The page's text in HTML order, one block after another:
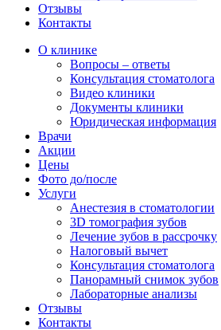
Отзывы
Контакты
О клинике
Вопросы – ответы
Консультация стоматолога
Видео клиники
Документы клиники
Юридическая информация
Врачи
Акции
Цены
Фото до/после
Услуги
Анестезия в стоматологии
3D томография зубов
Лечение зубов в рассрочку
Налоговый вычет
Консультация стоматолога
Панорамный снимок зубов
Лабораторные анализы
Отзывы
Контакты